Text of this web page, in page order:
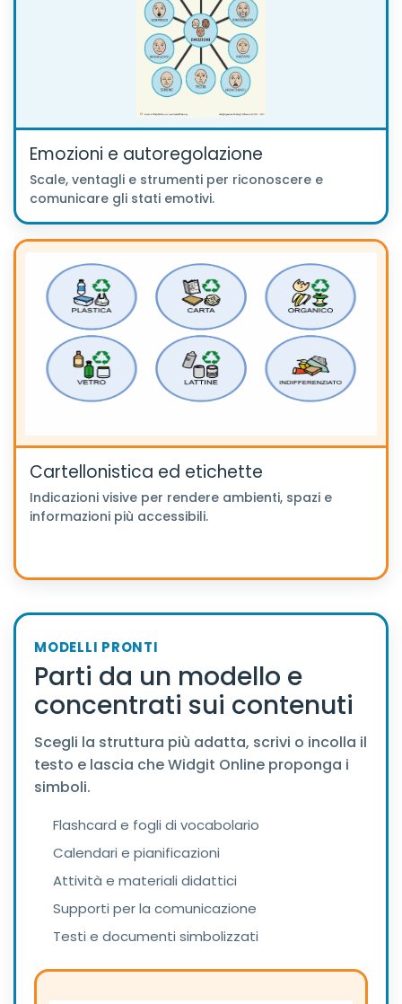
Emozioni e autoregolazione
Scale, ventagli e strumenti per riconoscere e
comunicare gli stati emotivi.
Cartellonistica ed etichette
Indicazioni visive per rendere ambienti, spazi e
informazioni più accessibili.
MODELLI PRONTI
Parti da un modello e
concentrati sui contenuti
Scegli la struttura più adatta, scrivi o incolla il
testo e lascia che Widgit Online proponga i
simboli.
Flashcard e fogli di vocabolario
Calendari e pianificazioni
Attività e materiali didattici
Supporti per la comunicazione
Testi e documenti simbolizzati